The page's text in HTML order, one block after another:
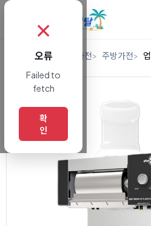
렌탈 디지털/가전 주방가전
✗
오류
Failed to
fetch
확
인